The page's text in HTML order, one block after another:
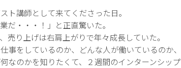
ト講師として来てくださった日。
だ・・・！」と正直驚いた。
売り上げは右肩上がりで年々成長していた。
事をしているのか、どんな人が働いているのか、
なのかを知りたくて、２週間のインターンシップ